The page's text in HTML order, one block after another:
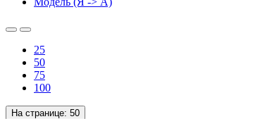
25
50
75
100
На странице: 50